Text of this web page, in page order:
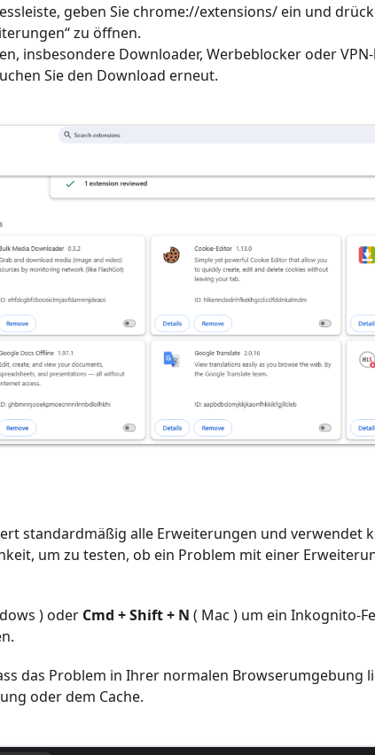
geben Sie chrome://extensions/ ein und
zu öffnen.
insbesondere Downloader, Werbeblocker oder
Sie den Download erneut.
standardmäßig alle Erweiterungen und verwendet
um zu testen, ob ein Problem mit einer
) oder Cmd + Shift + N ( Mac ) um ein Inkognito-
das Problem in Ihrer normalen Browserumgebung
oder dem Cache.